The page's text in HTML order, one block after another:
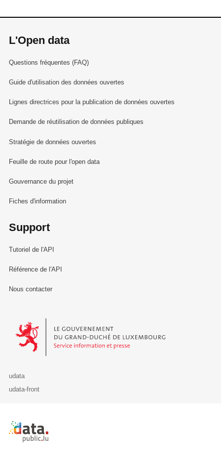
L'Open data
Questions fréquentes (FAQ)
Guide d'utilisation des données ouvertes
Lignes directrices pour la publication de données ouvertes
Demande de réutilisation de données publiques
Stratégie de données ouvertes
Feuille de route pour l'open data
Gouvernance du projet
Fiches d'information
Support
Tutoriel de l'API
Référence de l'API
Nous contacter
Le Gouvernement du Grand-Duché de Luxembourg - Service
udata
udata-front
Retour à l'accueil de data.public.lu